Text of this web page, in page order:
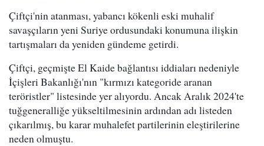
Çiftçi'nin atanması, yabancı kökenli eski muhalif
savaşçıların yeni Suriye ordusundaki konumuna ilişkin
tartışmaları da yeniden gündeme getirdi.
Çiftçi, geçmişte El Kaide bağlantısı iddiaları nedeniyle
İçişleri Bakanlığı'nın "kırmızı kategoride aranan
teröristler" listesinde yer alıyordu. Ancak Aralık 2024'te
tuğgeneralliğe yükseltilmesinin ardından adı listeden
çıkarılmış, bu karar muhalefet partilerinin eleştirilerine
neden olmuştu.